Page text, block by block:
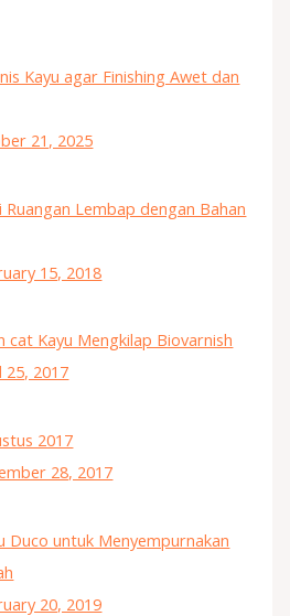
Kayu agar Finishing Awet dan
21, 2025
Lembap dengan Bahan
15, 2018
cat Kayu Mengkilap Biovarnish
25, 2017
2017
28, 2017
Duco untuk Menyempurnakan
20, 2019